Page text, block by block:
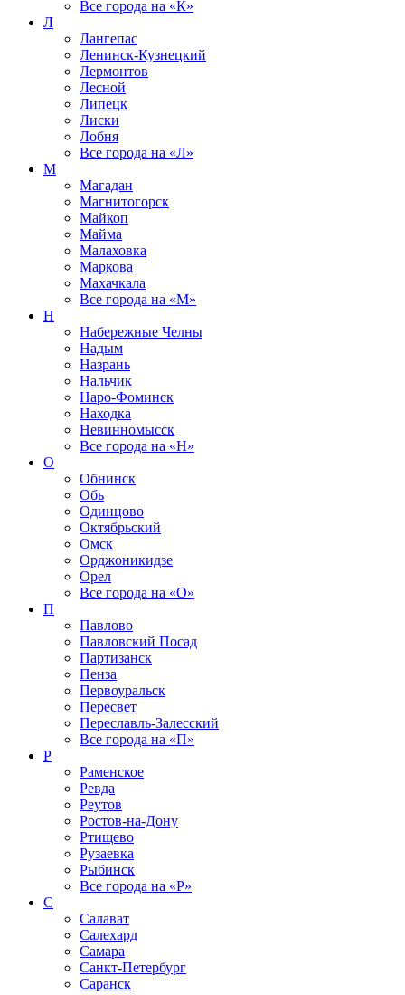
Все города на «К»
Л
Лангепас
Ленинск-Кузнецкий
Лермонтов
Лесной
Липецк
Лиски
Лобня
Все города на «Л»
М
Магадан
Магнитогорск
Майкоп
Майма
Малаховка
Маркова
Махачкала
Все города на «М»
Н
Набережные Челны
Надым
Назрань
Нальчик
Наро-Фоминск
Находка
Невинномысск
Все города на «Н»
О
Обнинск
Обь
Одинцово
Октябрьский
Омск
Орджоникидзе
Орел
Все города на «О»
П
Павлово
Павловский Посад
Партизанск
Пенза
Первоуральск
Пересвет
Переславль-Залесский
Все города на «П»
Р
Раменское
Ревда
Реутов
Ростов-на-Дону
Ртищево
Рузаевка
Рыбинск
Все города на «Р»
С
Салават
Салехард
Самара
Санкт-Петербург
Саранск